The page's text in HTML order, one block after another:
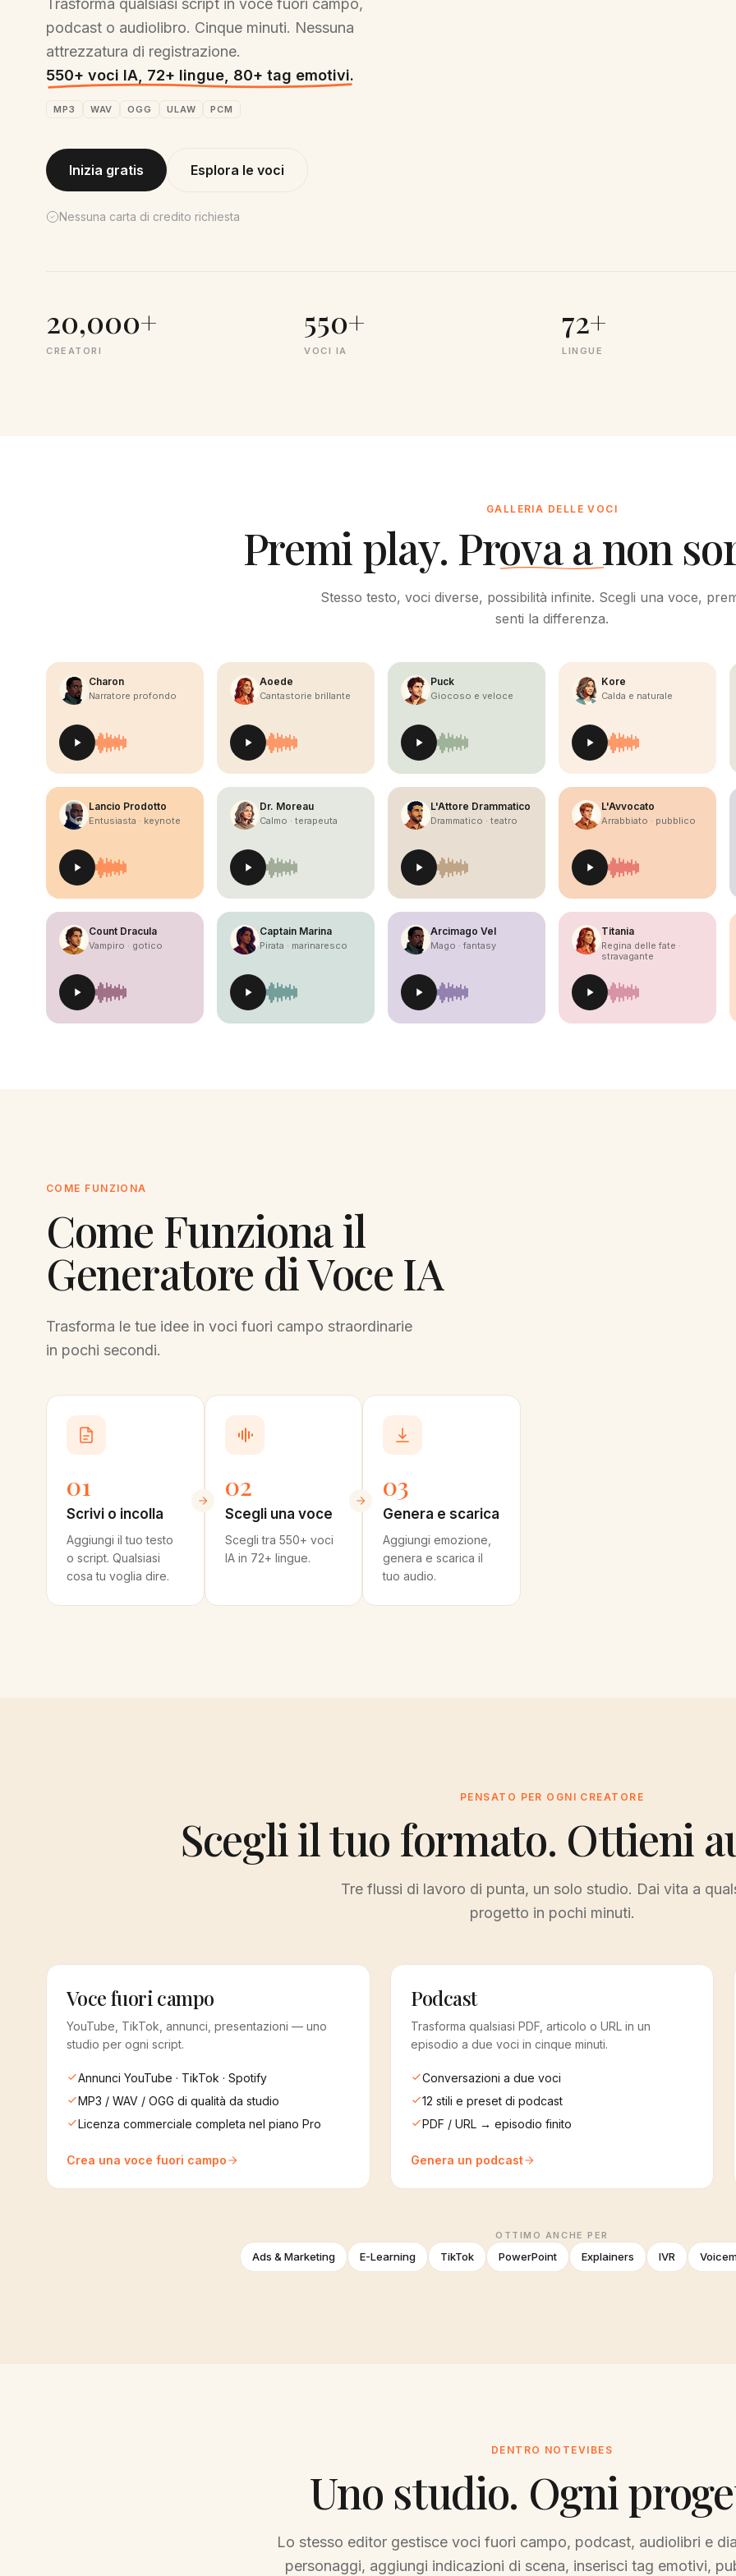
Trasforma qualsiasi script in voce fuori campo,
podcast o audiolibro. Cinque minuti. Nessuna
attrezzatura di registrazione.
550+ voci IA, 72+ lingue, 80+ tag emotivi.
MP3 WAV OGG ULAW PCM
Inizia gratis Esplora le voci
Nessuna carta di credito richiesta
20,000+
CREATORI
550+
VOCI IA
72+
LINGUE
GALLERIA DELLE VOCI
Premi play. Prova a non
Stesso testo, voci diverse, possibilità infinite. Scegli una voce,
senti la differenza.
Charon
Narratore profondo
Aoede
Cantastorie brillante
Puck
Giocoso e veloce
Kore
Calda e naturale
Lancio Prodotto
Entusiasta · keynote
Dr. Moreau
Calmo · terapeuta
L'Attore Drammatico
Drammatico · teatro
L'Avvocato
Arrabbiato · pubblico
Count Dracula
Vampiro · gotico
Captain Marina
Pirata · marinaresco
Arcimago Vel
Mago · fantasy
Titania
Regina delle fate ·
stravagante
COME FUNZIONA
Come Funziona il
Generatore di Voce IA
Trasforma le tue idee in voci fuori campo straordinarie
in pochi secondi.
01
Scrivi o incolla
Aggiungi il tuo testo
o script. Qualsiasi
cosa tu voglia dire.
02
Scegli una voce
Scegli tra 550+ voci
IA in 72+ lingue.
03
Genera e scarica
Aggiungi emozione,
genera e scarica il
tuo audio.
PENSATO PER OGNI CREATORE
Scegli il tuo formato. Ottieni
Tre flussi di lavoro di punta, un solo studio. Dai vita a
progetto in pochi minuti.
Voce fuori campo
YouTube, TikTok, annunci, presentazioni — uno
studio per ogni script.
Annunci YouTube · TikTok · Spotify
MP3 / WAV / OGG di qualità da studio
Licenza commerciale completa nel piano Pro
Crea una voce fuori campo
Podcast
Trasforma qualsiasi PDF, articolo o URL in un
episodio a due voci in cinque minuti.
Conversazioni a due voci
12 stili e preset di podcast
PDF / URL → episodio finito
Genera un podcast
OTTIMO ANCHE PER
Ads & Marketing E-Learning TikTok PowerPoint Explainers IVR
DENTRO NOTEVIBES
Uno studio. Ogni
Lo stesso editor gestisce voci fuori campo, podcast, audiolibri e
personaggi, aggiungi indicazioni di scena, inserisci tag emotivi,